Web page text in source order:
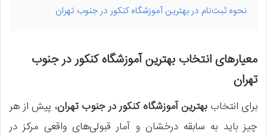
نحوه ثبت‌نام در بهترین آموزشگاه کنکور در جنوب تهران
معیارهای انتخاب بهترین آموزشگاه کنکور در جنوب
تهران
برای انتخاببهترین آموزشگاه کنکور در جنوب تهران، پیش از هر
چیز باید به سابقه درخشان و آمار قبولی‌های واقعی مرکز در